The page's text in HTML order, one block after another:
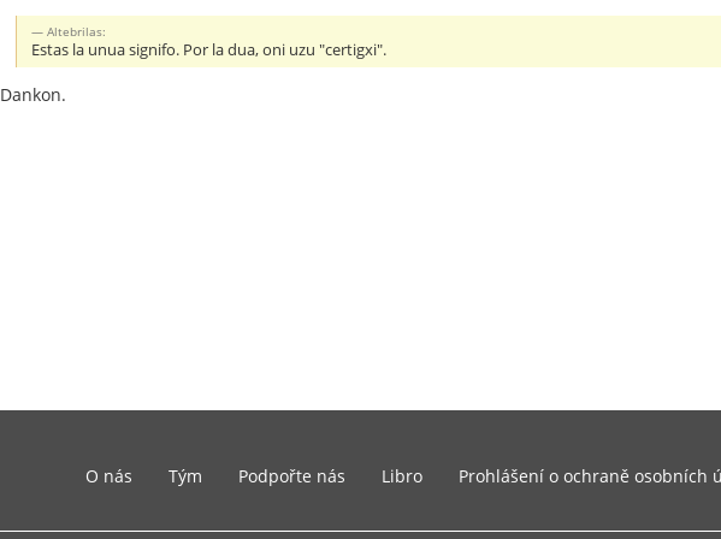
Altebrilas:
Estas la unua signifo. Por la dua, oni uzu "certigxi".
Dankon.
O nás Tým Podpořte nás Libro Prohlášení o ochraně osobních